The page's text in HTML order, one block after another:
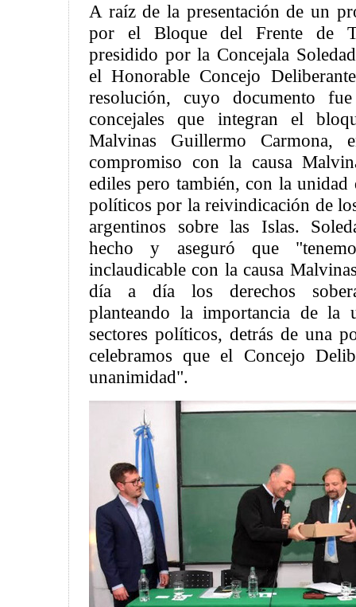
A raíz de la presentación de un
por el Bloque del Frente de
presidido por la Concejala
el Honorable Concejo
resolución, cuyo documento
concejales que integran el
Malvinas Guillermo Carmona,
compromiso con la causa
ediles pero también, con la unidad
políticos por la reivindicación de
argentinos sobre las Islas.
hecho y aseguró que
inclaudicable con la causa
día a día los derechos
planteando la importancia de la
sectores políticos, detrás de una
celebramos que el Concejo
unanimidad".